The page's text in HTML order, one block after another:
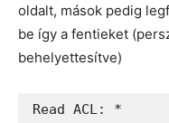
oldalt, mások pedig
be így a fentieket
behelyettesítve)
Read ACL: *